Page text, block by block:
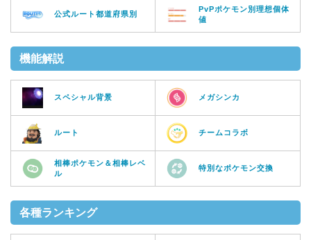
公式ルート都道府県別
PvPポケモン別理想個体
値
機能解説
スペシャル背景 メガシンカ
ルート チームコラボ
相棒ポケモン＆相棒レベ
ル
特別なポケモン交換
各種ランキング